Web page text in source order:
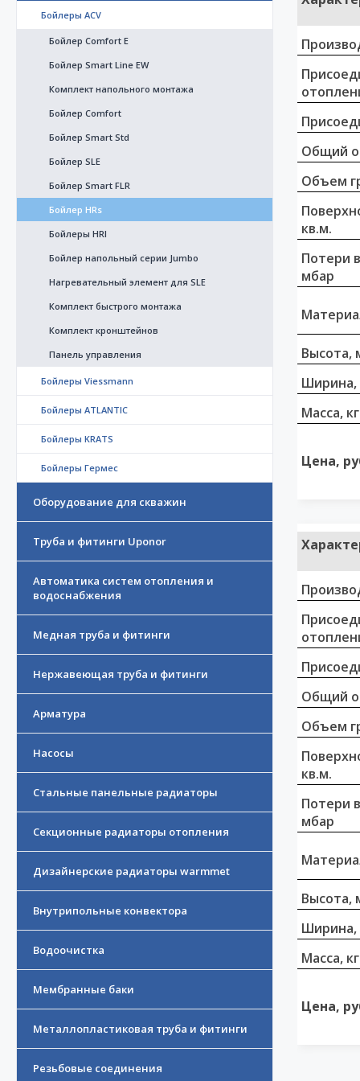
Бойлеры ACV
Бойлер Comfort E
Бойлер Smart Line EW
Комплект напольного монтажа
Бойлер Comfort
Бойлер Smart Std
Бойлер SLE
Бойлер Smart FLR
Бойлер HRs
Бойлеры HRI
Бойлер напольный серии Jumbo
Нагревательный элемент для SLE
Комплект быстрого монтажа
Комплект кронштейнов
Панель управления
Бойлеры Viessmann
Бойлеры ATLANTIC
Бойлеры KRATS
Бойлеры Гермес
Оборудование для скважин
Труба и фитинги Uponor
Автоматика систем отопления и
водоснабжения
Медная труба и фитинги
Нержавеющая труба и фитинги
Арматура
Насосы
Стальные панельные радиаторы
Секционные радиаторы отопления
Дизайнерские радиаторы warmmet
Внутрипольные конвектора
Водоочистка
Мембранные баки
Металлопластиковая труба и фитинги
Резьбовые соединения
Общий
Объем
кв.м.
Потери
мбар
Высота,
Масса, кг
Цена,
Общий
Объем
кв.м.
Потери
мбар
Высота,
Масса, кг
Цена,